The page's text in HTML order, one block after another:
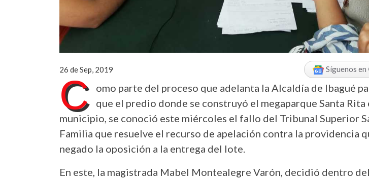
26 de Sep, 2019 Síguenos en
C
omo parte del proceso que adelanta la Alcaldía de Ibagué
que el predio donde se construyó el megaparque Santa Rita
municipio, se conoció este miércoles el fallo del Tribunal Superior
Familia que resuelve el recurso de apelación contra la providencia
negado la oposición a la entrega del lote.
En este, la magistrada Mabel Montealegre Varón, decidió dentro